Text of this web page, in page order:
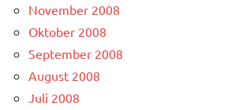
November 2008
Oktober 2008
September 2008
August 2008
Juli 2008